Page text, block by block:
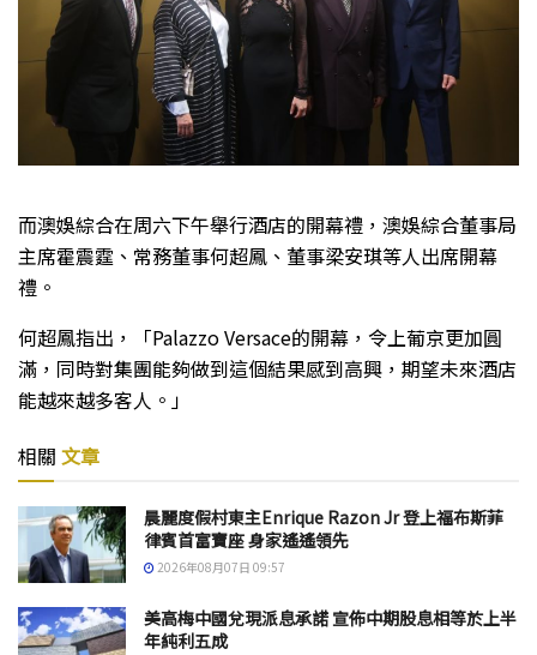
而澳娛綜合在周六下午舉行酒店的開幕禮，澳娛綜合董事局
主席霍震霆、常務董事何超鳳、董事梁安琪等人出席開幕
禮。
何超鳳指出，「Palazzo Versace的開幕，令上葡京更加圓
滿，同時對集團能夠做到這個結果感到高興，期望未來酒店
能越來越多客人。」
相關 文章
晨麗度假村東主Enrique Razon Jr 登上福布斯菲
律賓首富寶座 身家遙遙領先
2026年08月07日 09:57
美高梅中國兌現派息承諾 宣佈中期股息相等於上半
年純利五成